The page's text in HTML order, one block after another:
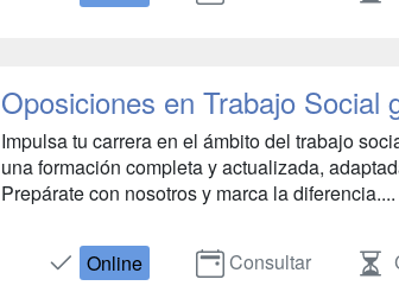
Oposiciones en Trabajo Social
Impulsa tu carrera en el ámbito del trabajo
una formación completa y actualizada,
Prepárate con nosotros y marca la diferencia....
Online Consultar